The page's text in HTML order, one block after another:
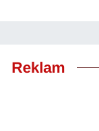
Reklam